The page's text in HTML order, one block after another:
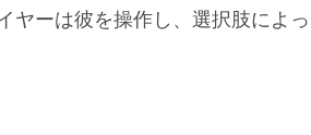
ヤーは彼を操作し、選択肢によっ